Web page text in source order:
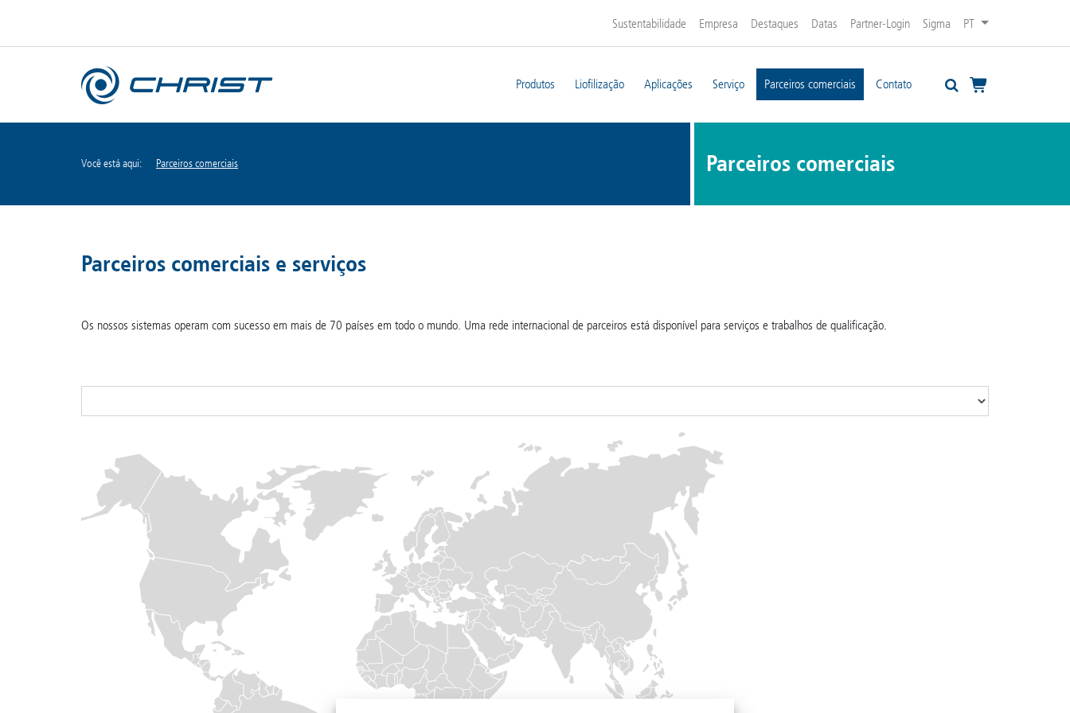
Sustentabilidade Empresa Destaques Datas Partner-Login Sigma PT
Produtos Liofilização Aplicações Serviço Parceiros comerciais Contato
Você está aqui: Parceiros comerciais Parceiros comerciais
Parceiros comerciais e serviços
Os nossos sistemas operam com sucesso em mais de 70 países em todo o mundo. Uma rede internacional de parceiros está disponível para serviços e trabalhos de qualificação.